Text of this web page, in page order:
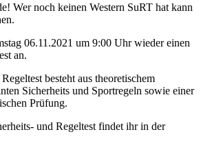
Wer noch keinen Western SuRT hat kann
06.11.2021 um 9:00 Uhr wieder einen
an.
besteht aus theoretischem
Sicherheits und Sportregeln sowie einer
Prüfung.
und Regeltest findet ihr in der